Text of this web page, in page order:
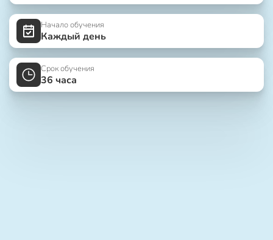
Начало обучения
Каждый день
Срок обучения
36 часа